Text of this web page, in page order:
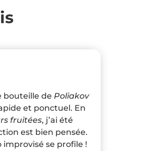
bouteille de Poliakov
et ponctuel. En
fruitées, j’ai été
est bien pensée.
improvisé se profile !